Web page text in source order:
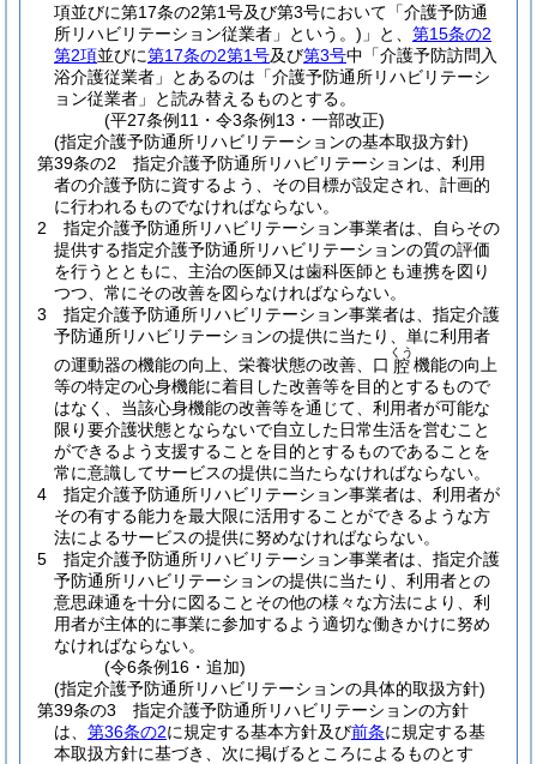
項並びに第17条の2第1号及び第3号において「介護予防通
所リハビリテーション従業者」という。) 」と、 第15条の2
第2項並びに第17条の2第1号及び第3号中「介護予防訪問入
浴介護従業者」とあるのは「介護予防通所リハビリテーシ
ョン従業者」と読み替えるものとする。
(平27条例11・令3条例13・一部改正)
(指定介護予防通所リハビリテーションの基本取扱方針)
第39条の2
指定介護予防通所リハビリテーションは、利用
者の介護予防に資するよう、その目標が設定され、計画的
に行われるものでなければならない。
2
指定介護予防通所リハビリテーション事業者は、自らその
提供する指定介護予防通所リハビリテーションの質の評価
を行うとともに、主治の医師又は歯科医師とも連携を図り
つつ、常にその改善を図らなければならない。
3
指定介護予防通所リハビリテーション事業者は、指定介護
予防通所リハビリテーションの提供に当たり、単に利用者
の運動器の機能の向上、栄養状態の改善、口 腔
くう
機能の向上
等の特定の心身機能に着目した改善等を目的とするもので
はなく、当該心身機能の改善等を通じて、利用者が可能な
限り要介護状態とならないで自立した日常生活を営むこと
ができるよう支援することを目的とするものであることを
常に意識してサービスの提供に当たらなければならない。
4
指定介護予防通所リハビリテーション事業者は、利用者が
その有する能力を最大限に活用することができるような方
法によるサービスの提供に努めなければならない。
5
指定介護予防通所リハビリテーション事業者は、指定介護
予防通所リハビリテーションの提供に当たり、利用者との
意思疎通を十分に図ることその他の様々な方法により、利
用者が主体的に事業に参加するよう適切な働きかけに努め
なければならない。
(令6条例16・追加)
(指定介護予防通所リハビリテーションの具体的取扱方針)
第39条の3
指定介護予防通所リハビリテーションの方針
は、 第36条の2に規定する基本方針及び前条に規定する基
本取扱方針に基づき、次に掲げるところによるものとす